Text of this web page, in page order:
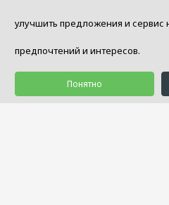
улучшить предложения и сервис
предпочтений и интересов.
Понятно